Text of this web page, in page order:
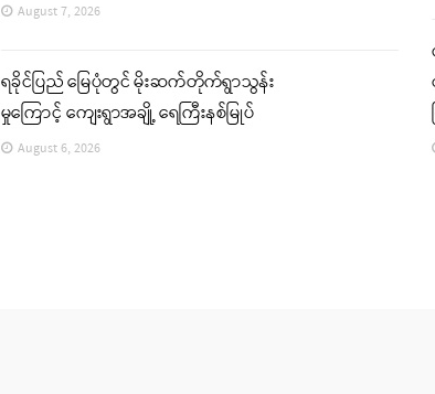
August 7, 2026
ရခိုင်ပြည် မြေပုံတွင် မိုးဆက်တိုက်ရွာသွန်း
မှုကြောင့် ကျေးရွာအချို့ ရေကြီးနစ်မြုပ်
August 6, 2026